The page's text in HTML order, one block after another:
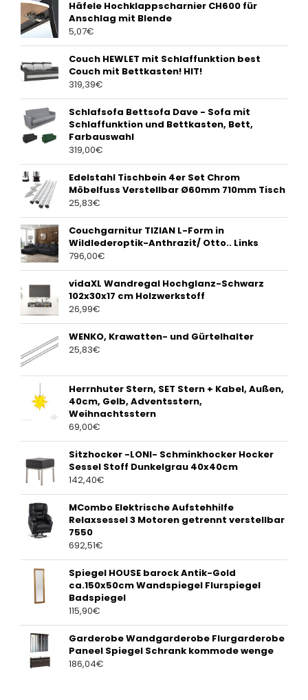
Häfele Hochklappscharnier CH600 für
Anschlag mit Blende
5,07€
Couch HEWLET mit Schlaffunktion best
Couch mit Bettkasten! HIT!
319,39€
Schlafsofa Bettsofa Dave - Sofa mit
Schlaffunktion und Bettkasten, Bett,
Farbauswahl
319,00€
Edelstahl Tischbein 4er Set Chrom
Möbelfuss Verstellbar Ø60mm 710mm Tisch
25,83€
Couchgarnitur TIZIAN L-Form in
Wildlederoptik-Anthrazit/ Otto.. Links
796,00€
vidaXL Wandregal Hochglanz-Schwarz
102x30x17 cm Holzwerkstoff
26,99€
WENKO, Krawatten- und Gürtelhalter
25,83€
Herrnhuter Stern, SET Stern + Kabel, Außen,
40cm, Gelb, Adventsstern,
Weihnachtsstern
69,00€
Sitzhocker -LONI- Schminkhocker Hocker
Sessel Stoff Dunkelgrau 40x40cm
142,40€
MCombo Elektrische Aufstehhilfe
Relaxsessel 3 Motoren getrennt verstellbar
7550
692,51€
Spiegel HOUSE barock Antik-Gold
ca.150x50cm Wandspiegel Flurspiegel
Badspiegel
115,90€
Garderobe Wandgarderobe Flurgarderobe
Paneel Spiegel Schrank kommode wenge
186,04€